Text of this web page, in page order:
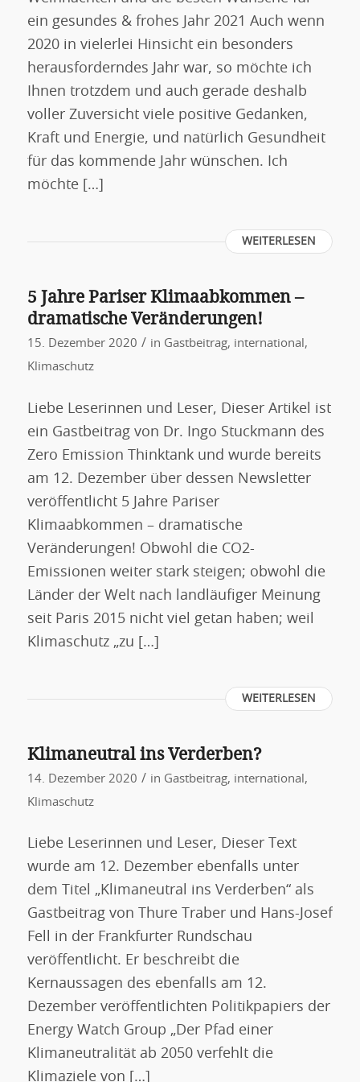
ein gesundes & frohes Jahr 2021 Auch wenn
2020 in vielerlei Hinsicht ein besonders
herausforderndes Jahr war, so möchte ich
Ihnen trotzdem und auch gerade deshalb
voller Zuversicht viele positive Gedanken,
Kraft und Energie, und natürlich Gesundheit
für das kommende Jahr wünschen. Ich
möchte […]
WEITERLESEN
5 Jahre Pariser Klimaabkommen –
dramatische Veränderungen!
15. Dezember 2020 / in Gastbeitrag, international ,
Klimaschutz
Liebe Leserinnen und Leser, Dieser Artikel ist
ein Gastbeitrag von Dr. Ingo Stuckmann des
Zero Emission Thinktank und wurde bereits
am 12. Dezember über dessen Newsletter
veröffentlicht 5 Jahre Pariser
Klimaabkommen – dramatische
Veränderungen! Obwohl die CO2-
Emissionen weiter stark steigen; obwohl die
Länder der Welt nach landläufiger Meinung
seit Paris 2015 nicht viel getan haben; weil
Klimaschutz „zu […]
WEITERLESEN
Klimaneutral ins Verderben?
14. Dezember 2020 / in Gastbeitrag, international ,
Klimaschutz
Liebe Leserinnen und Leser, Dieser Text
wurde am 12. Dezember ebenfalls unter
dem Titel „Klimaneutral ins Verderben“ als
Gastbeitrag von Thure Traber und Hans-Josef
Fell in der Frankfurter Rundschau
veröffentlicht. Er beschreibt die
Kernaussagen des ebenfalls am 12.
Dezember veröffentlichten Politikpapiers der
Energy Watch Group „Der Pfad einer
Klimaneutralität ab 2050 verfehlt die
Klimaziele von […]